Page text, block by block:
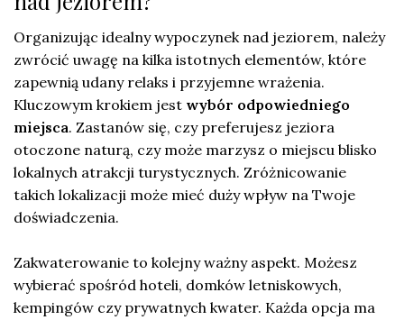
Organizując idealny wypoczynek nad jeziorem, należy
zwrócić uwagę na kilka istotnych elementów, które
zapewnią udany relaks i przyjemne wrażenia.
Kluczowym krokiem jest wybór odpowiedniego
miejsca. Zastanów się, czy preferujesz jeziora
otoczone naturą, czy może marzysz o miejscu blisko
lokalnych atrakcji turystycznych. Zróżnicowanie
takich lokalizacji może mieć duży wpływ na Twoje
doświadczenia.
Zakwaterowanie to kolejny ważny aspekt. Możesz
wybierać spośród hoteli, domków letniskowych,
kempingów czy prywatnych kwater. Każda opcja ma